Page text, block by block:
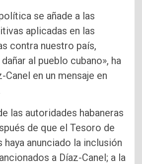
se añade a las
aplicadas en las
contra nuestro país,
al pueblo cubano», ha
Canel en un mensaje en
las autoridades habaneras
de que el Tesoro de
haya anunciado la inclusión
a Díaz-Canel; a la